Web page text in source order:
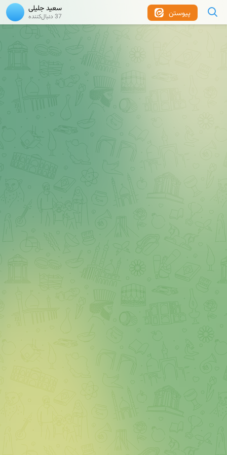
پیوستن سعید جلیلی
37 دنبال‌کننده